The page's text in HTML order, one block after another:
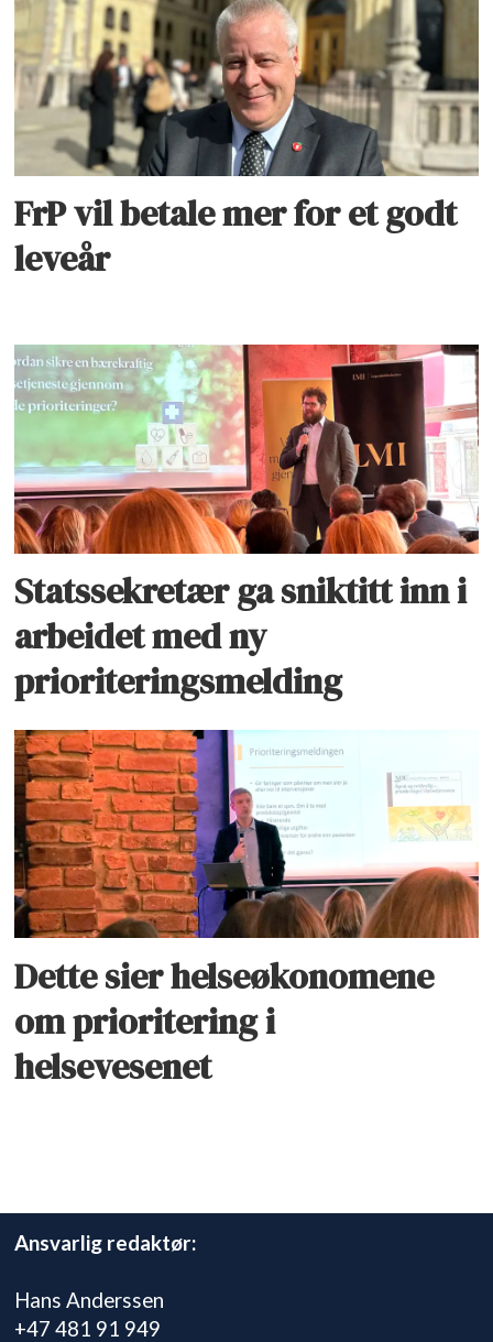
FrP vil betale mer for et godt
leveår
Statssekretær ga sniktitt inn i
arbeidet med ny
prioriteringsmelding
Dette sier helseøkonomene
om prioritering i
helsevesenet
Ansvarlig redaktør:
Hans Anderssen
+47 481 91 949